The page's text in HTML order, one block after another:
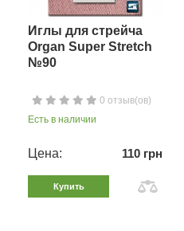
Иглы для стрейча
Organ Super Stretch
№90
0 отзыв(ов)
Есть в наличии
Цена: 110 грн
Купить